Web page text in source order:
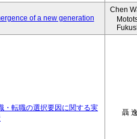
of a new generation
Chen
・転職の選択要因に関する実
聶